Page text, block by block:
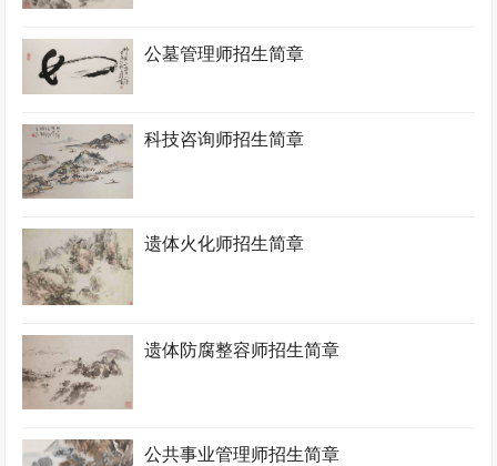
公墓管理师招生简章
科技咨询师招生简章
遗体火化师招生简章
遗体防腐整容师招生简章
公共事业管理师招生简章